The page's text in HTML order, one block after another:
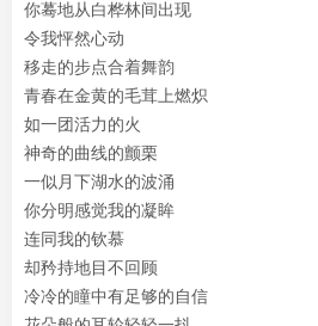
你蓦地从白桦林间出现
令我怦然心动
移走的步点合着舞韵
青春在金黄的毛茸上燃炽
如一团活力的火
神奇的曲线的颤栗
一似月下湖水的波涌
你分明感觉我的凝眸
连同我的钦慕
却矜持地目不回顾
冷冷的瞳中有足够的自信